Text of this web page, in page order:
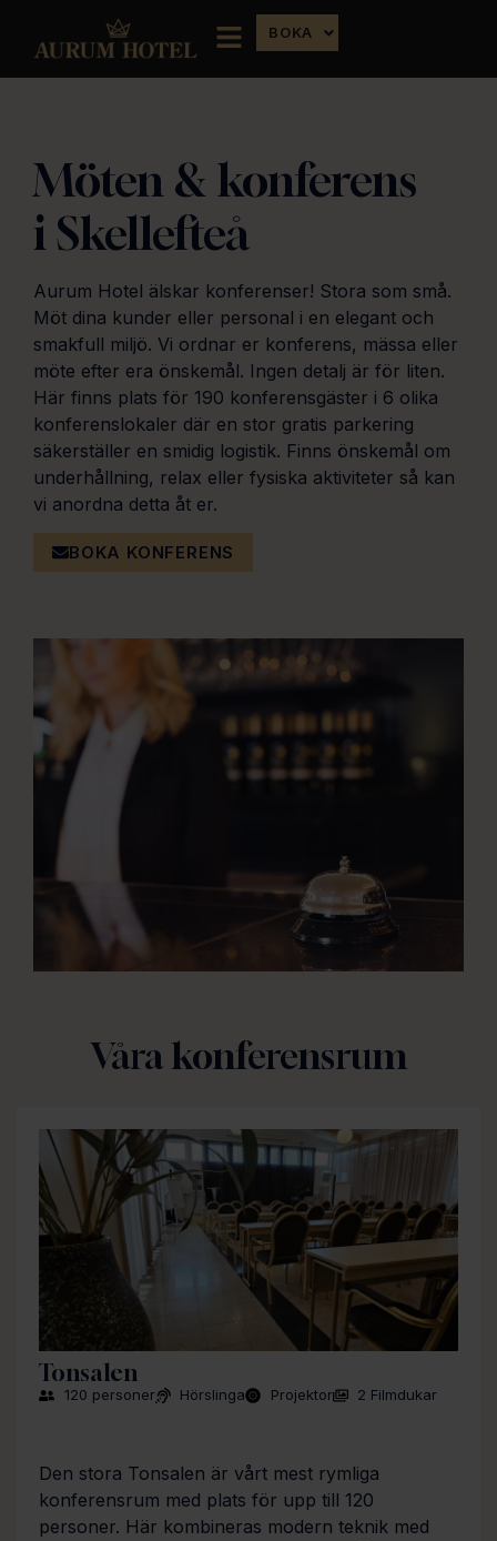
BOKA
Möten & konferens
i Skellefteå
Aurum Hotel älskar konferenser! Stora som små.
Möt dina kunder eller personal i en elegant och
smakfull miljö. Vi ordnar er konferens, mässa eller
möte efter era önskemål. Ingen detalj är för liten.
Här finns plats för 190 konferensgäster i 6 olika
konferenslokaler där en stor gratis parkering
säkerställer en smidig logistik. Finns önskemål om
underhållning, relax eller fysiska aktiviteter så kan
vi anordna detta åt er.
BOKA KONFERENS
Våra konferensrum
Tonsalen
120 personer Hörslinga Projektor
2 Filmdukar
Den stora Tonsalen är vårt mest rymliga
konferensrum med plats för upp till 120
personer. Här kombineras modern teknik med